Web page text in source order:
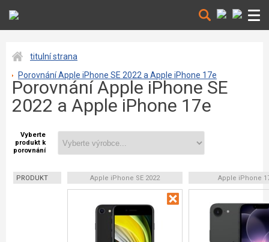
titulní strana
Porovnání Apple iPhone SE 2022 a Apple iPhone 17e
Porovnání Apple iPhone SE
2022 a Apple iPhone 17e
Vyberte
produkt k
porovnání
PRODUKT Apple iPhone SE 2022 Apple iPhone